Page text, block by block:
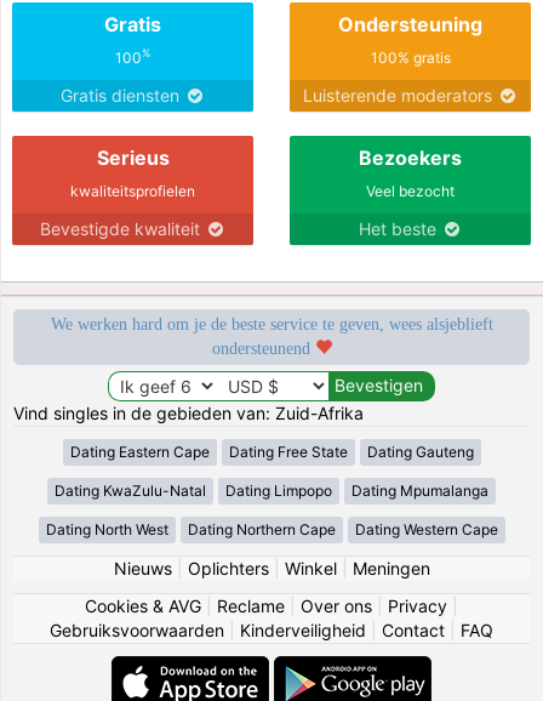
Gratis
100%
Gratis diensten
Ondersteuning
100% gratis
Luisterende moderators
Serieus
kwaliteitsprofielen
Bevestigde kwaliteit
Bezoekers
Veel bezocht
Het beste
We werken hard om je de beste service te geven, wees alsjeblieft
ondersteunend
Vind singles in de gebieden van: Zuid-Afrika
Dating Eastern Cape Dating Free State Dating Gauteng
Dating KwaZulu-Natal Dating Limpopo Dating Mpumalanga
Dating North West Dating Northern Cape Dating Western Cape
Nieuws| Oplichters| Winkel| Meningen
Cookies & AVG
Reclame Over ons Privacy
Gebruiksvoorwaarden
Kinderveiligheid Contact FAQ